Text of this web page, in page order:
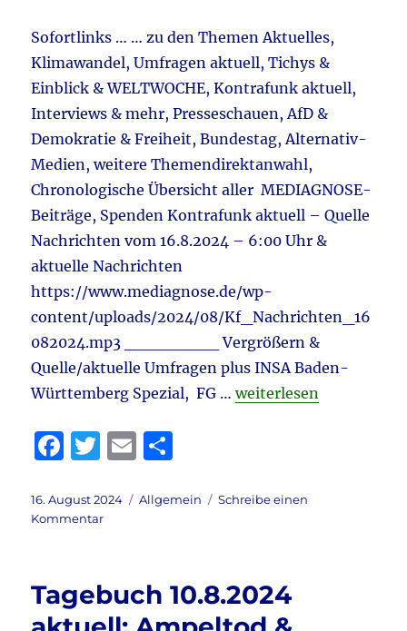
Sofortlinks … … zu den Themen Aktuelles,
Klimawandel, Umfragen aktuell, Tichys &
Einblick & WELTWOCHE, Kontrafunk aktuell,
Interviews & mehr, Presseschauen, AfD &
Demokratie & Freiheit, Bundestag, Alternativ-
Medien, weitere Themendirektanwahl,
Chronologische Übersicht aller MEDIAGNOSE-
Beiträge, Spenden Kontrafunk aktuell – Quelle
Nachrichten vom 16.8.2024 – 6:00 Uhr &
aktuelle Nachrichten
https://www.mediagnose.de/wp-
content/uploads/2024/08/Kf_Nachrichten_16
082024.mp3 ________ Vergrößern &
Quelle/aktuelle Umfragen plus INSA Baden-
Württemberg Spezial, FG …„Tagebuch 16.8.2024
weiterlesen
F
c
e
o
o
T
it
te
E
ai le
Veröffentlicht
am
16. August 2024 Kategorien
Allgemein
Schreibe einen
Kommentarzu
Russland
–
Tagebuch 10.8.2024